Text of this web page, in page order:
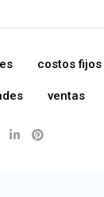
costos fijos
ventas